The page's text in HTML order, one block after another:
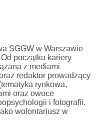
SGGW w Warszawie
początku kariery
z mediami
redaktor prowadzący
rynkowa,
oraz owoce
i fotografii.
wolontariusz w